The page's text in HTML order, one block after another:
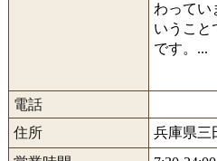
わってい
いうこと
です。...
電話
住所
兵庫県三